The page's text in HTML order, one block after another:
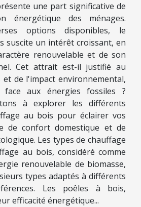
une part significative de
énergétique des ménages.
options disponibles, le
suscite un intérêt croissant, en
renouvelable et de son
Cet attrait est-il justifié au
et de l'impact environnemental,
face aux énergies fossiles ?
à explorer les différents
au bois pour éclairer vos
de confort domestique et de
Les types de chauffage
au bois, considéré comme
renouvelable de biomasse,
types adaptés à différents
Les poêles à bois,
efficacité énergétique...